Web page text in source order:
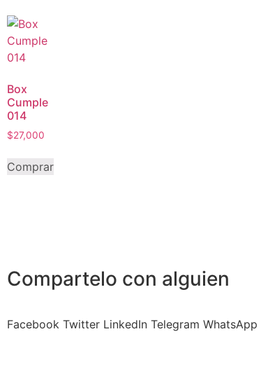
Box
Cumple
014
$27,000
Comprar
Compartelo con alguien
Facebook Twitter LinkedIn Telegram WhatsApp